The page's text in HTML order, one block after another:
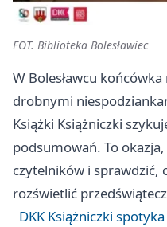
FOT. Biblioteka Bolesławiec
W Bolesławcu
drobnymi
Książki Książniczki
podsumowań. To
czytelników i sprawdzić,
rozświetlić
DKK Książniczki